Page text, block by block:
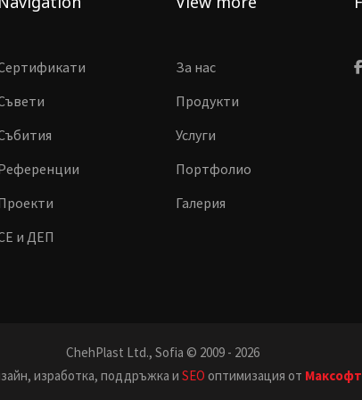
и ДЕП
За нас
Продукти
Услуги
Портфолио
Галерия
ChehPlast Ltd., Sofia © 2009 - 2026
изработка, поддръжка и SEO оптимизация от Максофт